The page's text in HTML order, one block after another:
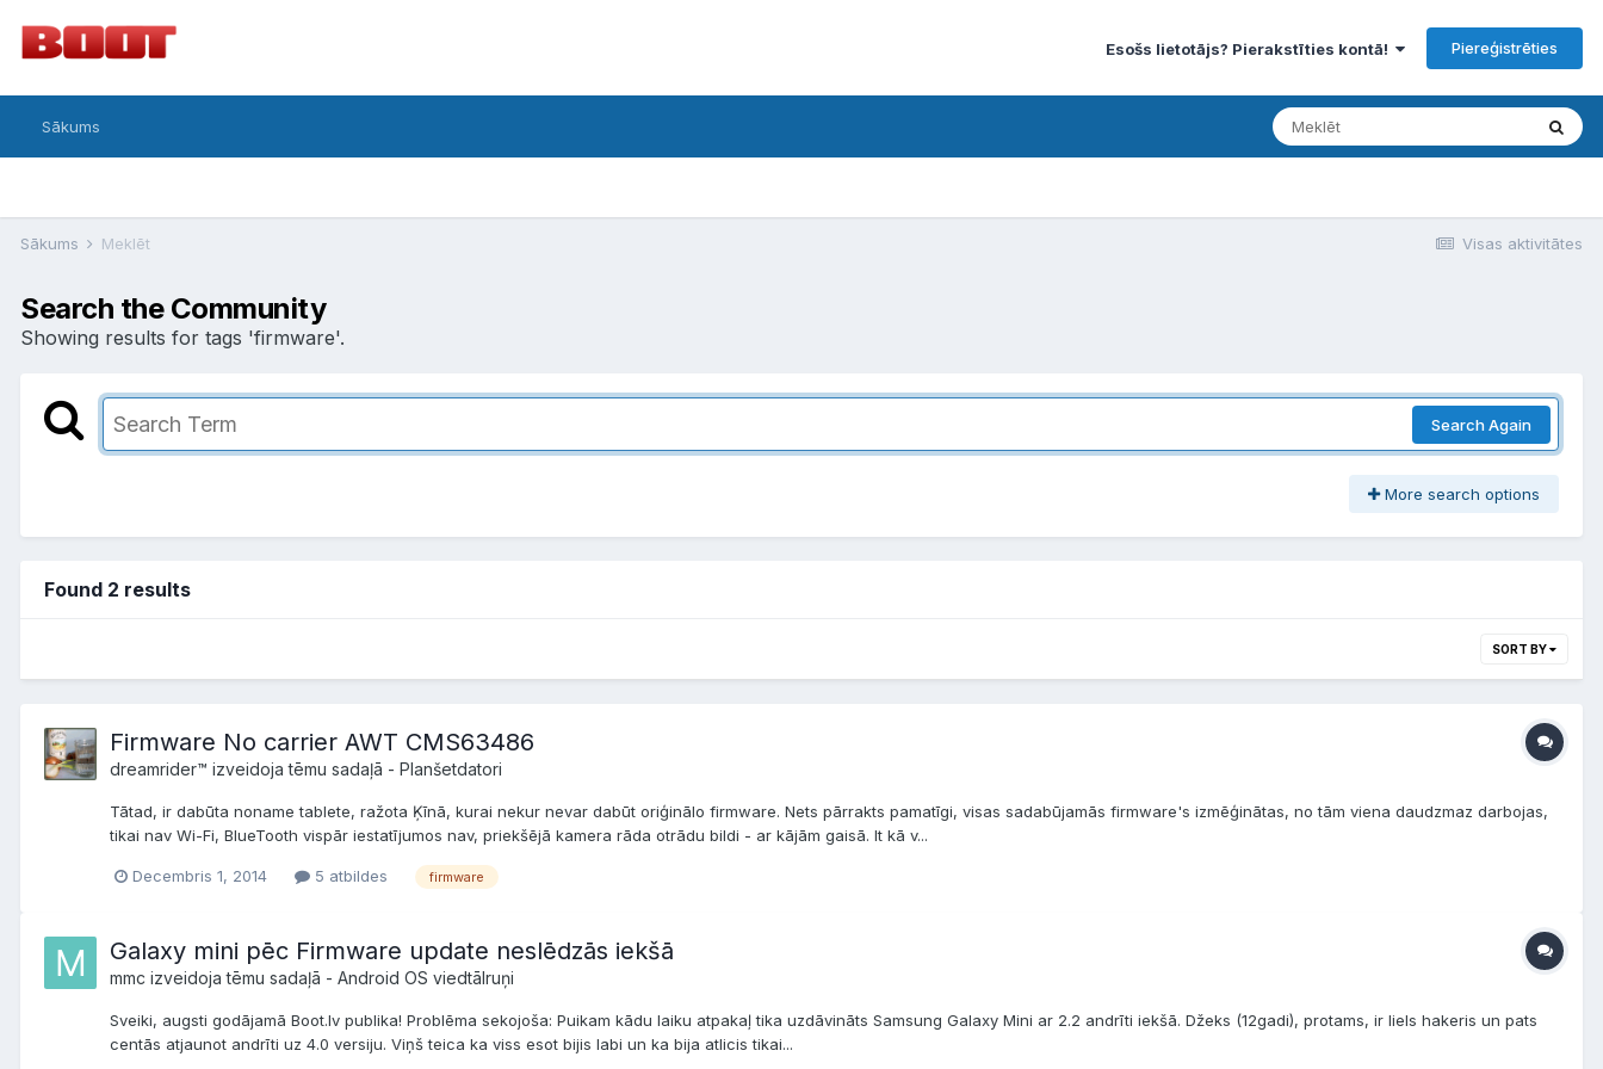
Esošs lietotājs? Pierakstīties kontā! Piereģistrēties
Sākums
Visas aktivitātes
Sākums Meklēt
Search the Community
Showing results for tags 'firmware'.
Search Again
More search options
Found 2 results
SORT BY
Firmware No carrier AWT CMS63486
dreamrider™ izveidoja tēmu sadaļā - Planšetdatori
Tātad, ir dabūta noname tablete, ražota Ķīnā, kurai nekur nevar dabūt oriģinālo firmware. Nets pārrakts pamatīgi, visas sadabūjamās firmware's izmēģinātas, no tām viena daudzmaz darbojas,
tikai nav Wi-Fi, BlueTooth vispār iestatījumos nav, priekšējā kamera rāda otrādu bildi - ar kājām gaisā. It kā v...
Decembris 1, 2014 5 atbildes firmware
Galaxy mini pēc Firmware update neslēdzās iekšā
mmc izveidoja tēmu sadaļā - Android OS viedtālruņi
Sveiki, augsti godājamā Boot.lv publika! Problēma sekojoša: Puikam kādu laiku atpakaļ tika uzdāvināts Samsung Galaxy Mini ar 2.2 andrīti iekšā. Džeks (12gadi), protams, ir liels hakeris un pats
centās atjaunot andrīti uz 4.0 versiju. Viņš teica ka viss esot bijis labi un ka bija atlicis tikai...